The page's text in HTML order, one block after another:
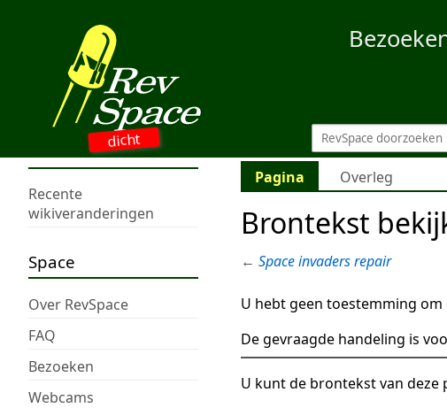
dicht
Recente
wikiveranderingen
Space
Over RevSpace
FAQ
Bezoeken
Webcams
Pagina Overleg
Brontekst
← Space invaders repair
U hebt geen toestemming
De gevraagde handeling is
U kunt de brontekst van deze